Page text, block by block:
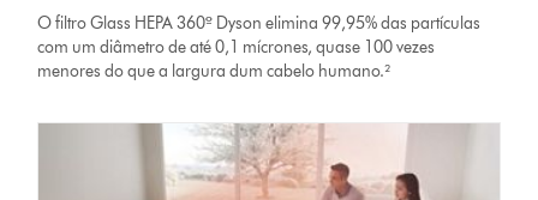
O filtro Glass HEPA 360º Dyson elimina 99,95% das partículas
com um diâmetro de até 0,1 mícrones, quase 100 vezes
menores do que a largura dum cabelo humano.²